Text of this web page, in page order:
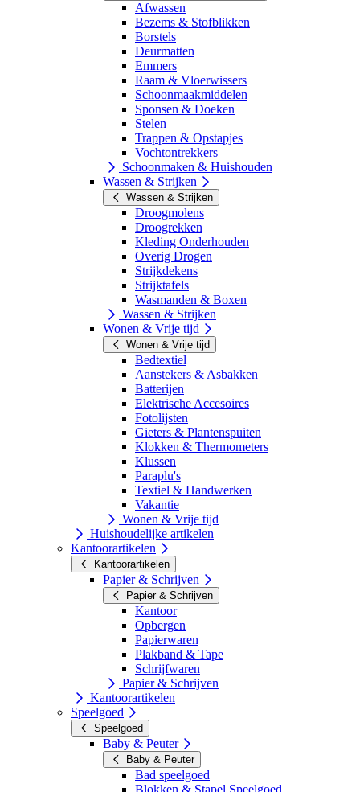
Afwassen
Bezems & Stofblikken
Borstels
Deurmatten
Emmers
Raam & Vloerwissers
Schoonmaakmiddelen
Sponsen & Doeken
Stelen
Trappen & Opstapjes
Vochtontrekkers
Schoonmaken & Huishouden
Wassen & Strijken
Wassen & Strijken
Droogmolens
Droogrekken
Kleding Onderhouden
Overig Drogen
Strijkdekens
Strijktafels
Wasmanden & Boxen
Wassen & Strijken
Wonen & Vrije tijd
Wonen & Vrije tijd
Bedtextiel
Aanstekers & Asbakken
Batterijen
Elektrische Accesoires
Fotolijsten
Gieters & Plantenspuiten
Klokken & Thermometers
Klussen
Paraplu's
Textiel & Handwerken
Vakantie
Wonen & Vrije tijd
Huishoudelijke artikelen
Kantoorartikelen
Kantoorartikelen
Papier & Schrijven
Papier & Schrijven
Kantoor
Opbergen
Papierwaren
Plakband & Tape
Schrijfwaren
Papier & Schrijven
Kantoorartikelen
Speelgoed
Speelgoed
Baby & Peuter
Baby & Peuter
Bad speelgoed
Blokken & Stapel Speelgoed